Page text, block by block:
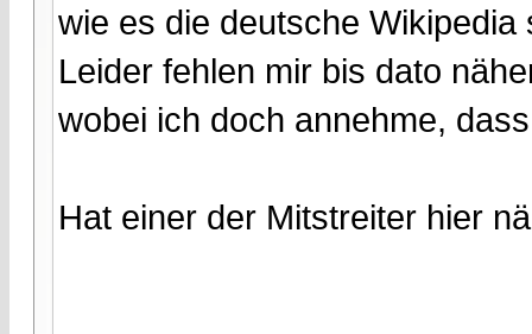
wie es die deutsche Wikipedia
Leider fehlen mir bis dato
wobei ich doch annehme,
Hat einer der Mitstreiter hier